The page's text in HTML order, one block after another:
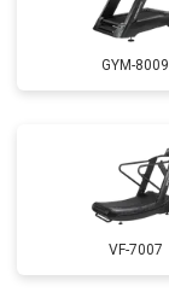
GYM-8009
VF-7007